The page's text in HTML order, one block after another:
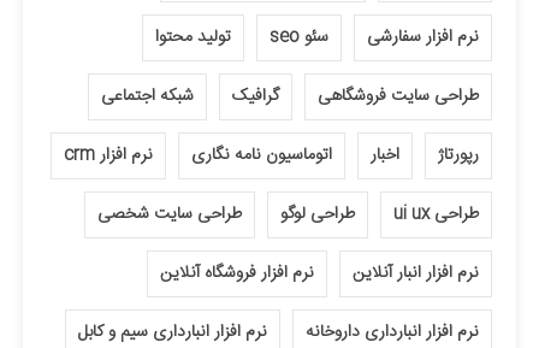
نرم افزار سفارشی سئو seo تولید محتوا
طراحی سایت فروشگاهی گرافیک شبکه اجتماعی
رپورتاژ اخبار اتوماسیون نامه نگاری نرم افزار crm
طراحی ui ux طراحی لوگو طراحی سایت شخصی
نرم افزار انبار آنلاین نرم افزار فروشگاه آنلاین
نرم افزار انبارداری داروخانه نرم افزار انبارداری سیم و کابل